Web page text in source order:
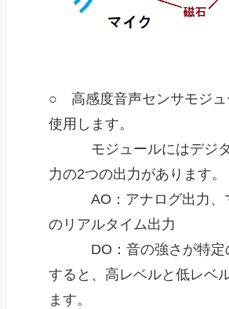
○ 高感度音声センサモジ
使用します。
モジュールにはデジタ
力の2つの出力があります。
AO：アナログ出力、
のリアルタイム出力
DO：音の強さが特定
すると、高レベルと低レベ
ます。